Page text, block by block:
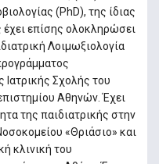
(PhD), της ίδιας
έχει επίσης ολοκληρώσει
Λοιμωξιολογία
Ιατρικής Σχολής του
Αθηνών. Έχει
της παιδιατρικής στην
«Θριάσιο» και
κλινική του